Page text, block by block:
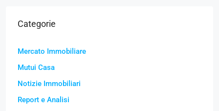
Categorie
Mercato Immobiliare
Mutui Casa
Notizie Immobiliari
Report e Analisi